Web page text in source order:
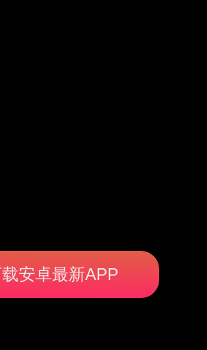
安卓最新APP